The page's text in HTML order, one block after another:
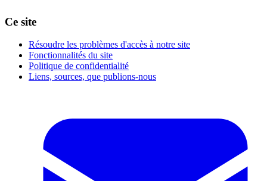
Ce site
Résoudre les problèmes d'accès à notre site
Fonctionnalités du site
Politique de confidentialité
Liens, sources, que publions-nous